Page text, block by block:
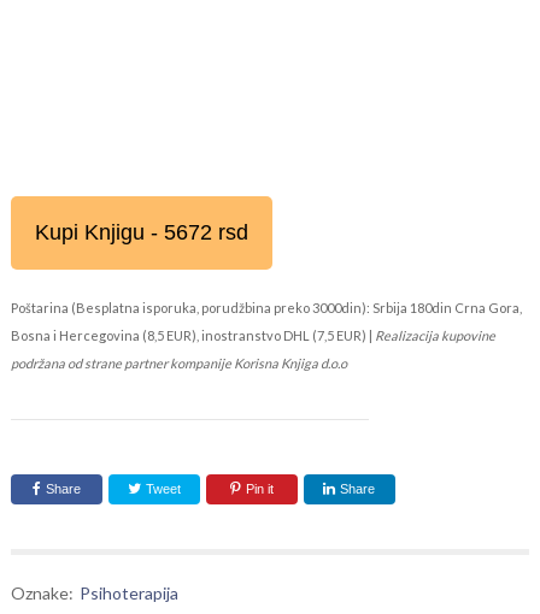
Kupi Knjigu - 5672 rsd
Poštarina (Besplatna isporuka, porudžbina preko 3000din): Srbija 180din Crna Gora,
Bosna i Hercegovina (8,5 EUR), inostranstvo DHL (7,5 EUR) | Realizacija kupovine
podržana od strane partner kompanije Korisna Knjiga d.o.o
Share Tweet Pin it Share
Oznake: Psihoterapija